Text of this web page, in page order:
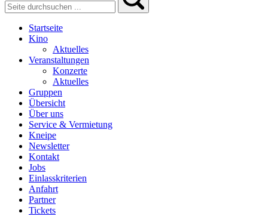
Startseite
Kino
Aktuelles
Veranstaltungen
Konzerte
Aktuelles
Gruppen
Übersicht
Über uns
Service & Vermietung
Kneipe
Newsletter
Kontakt
Jobs
Einlasskriterien
Anfahrt
Partner
Tickets